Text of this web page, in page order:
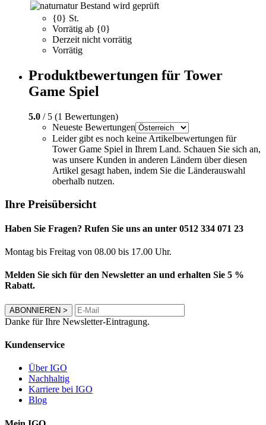
natur Bestand wird geprüft
{0} St.
Vorrätig ab {0}
Derzeit nicht vorrätig
Vorrätig
Produktbewertungen für Tower
Game Spiel
5.0 / 5 (1 Bewertungen)
Neueste Bewertungen
Leider gibt es noch keine Artikelbewertungen für
Tower Game Spiel in Ihrem Land. Schauen Sie sich an,
was unsere Kunden in anderen Ländern über diesen
Artikel gesagt haben, indem Sie die Länderauswahl
oberhalb nutzen.
Ihre Preisübersicht
Haben Sie Fragen? Rufen Sie uns an unter 0512 334 071 23
Montag bis Freitag von 08.00 bis 17.00 Uhr.
Melden Sie sich für den Newsletter an und erhalten Sie 5 %
Rabatt.
ABONNIEREN >
Danke für Ihre Newsletter-Eintragung.
Kundenservice
Über IGO
Nachhaltig
Karriere bei IGO
Blog